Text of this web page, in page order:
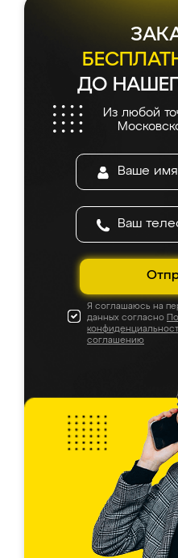
ДО
Из любой
Я соглашаюсь на
данных согласно
соглашению